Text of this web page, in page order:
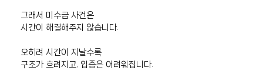
그래서 미수금 사건은
시간이 해결해주지 않습니다.
오히려 시간이 지날수록
구조가 흐려지고, 입증은 어려워집니다.